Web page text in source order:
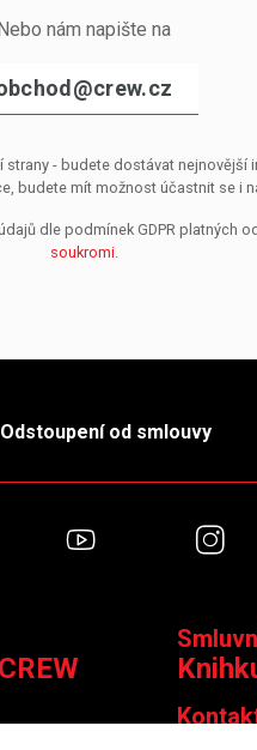
Nebo nám napište na
- budete dostávat
budete mít možnost účastnit se i
dle podmínek GDPR platných
soukromi.
Odstoupení od smlouvy
YouTube